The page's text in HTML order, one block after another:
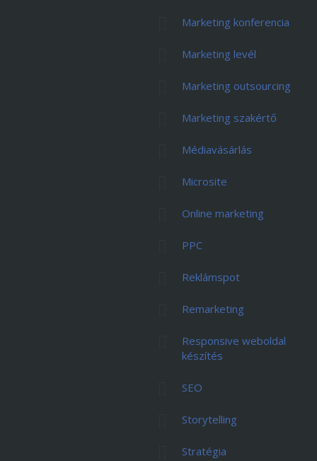
Marketing konferencia
Marketing levél
Marketing outsourcing
Marketing szakértő
Médiavásárlás
Microsite
Online marketing
PPC
Reklámspot
Remarketing
Responsive weboldal
készítés
SEO
Storytelling
Stratégia